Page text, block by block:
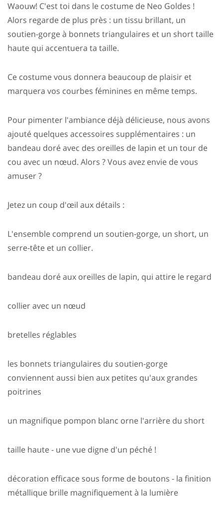
Waouw! C'est toi dans le costume de Neo Goldes !
Alors regarde de plus près : un tissu brillant, un
soutien-gorge à bonnets triangulaires et un short taille
haute qui accentuera ta taille.
Ce costume vous donnera beaucoup de plaisir et
marquera vos courbes féminines en même temps.
Pour pimenter l'ambiance déjà délicieuse, nous avons
ajouté quelques accessoires supplémentaires : un
bandeau doré avec des oreilles de lapin et un tour de
cou avec un nœud. Alors ? Vous avez envie de vous
amuser ?
Jetez un coup d'œil aux détails :
L'ensemble comprend un soutien-gorge, un short, un
serre-tête et un collier.
bandeau doré aux oreilles de lapin, qui attire le regard
collier avec un nœud
bretelles réglables
les bonnets triangulaires du soutien-gorge
conviennent aussi bien aux petites qu'aux grandes
poitrines
un magnifique pompon blanc orne l'arrière du short
taille haute - une vue digne d'un péché !
décoration efficace sous forme de boutons - la finition
métallique brille magnifiquement à la lumière